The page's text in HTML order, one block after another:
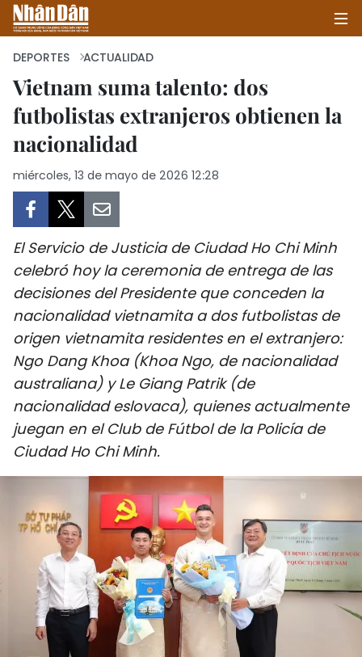
INICIO
POLÍTICA
SALUD - MEDIO AMBIENTE
CULTURA - ENTRETENIMIENTO
INTERNACIONAL
DEPORTES
VIAJES
PUENTE DE AMISTAD
HISTORIAS MULTIMEDIA
FOTOGRAFÍA
¿QUIÉNES SOMOS?
TIẾNG VIỆT
DEPORTES ACTUALIDAD
Vietnam suma talento: dos
futbolistas extranjeros obtienen la
nacionalidad
miércoles, 13 de mayo de 2026 12:28
El Servicio de Justicia de Ciudad Ho Chi Minh
celebró hoy la ceremonia de entrega de las
decisiones del Presidente que conceden la
nacionalidad vietnamita a dos futbolistas de
origen vietnamita residentes en el extranjero:
Ngo Dang Khoa (Khoa Ngo, de nacionalidad
australiana) y Le Giang Patrik (de
nacionalidad eslovaca), quienes actualmente
juegan en el Club de Fútbol de la Policía de
Ciudad Ho Chi Minh.